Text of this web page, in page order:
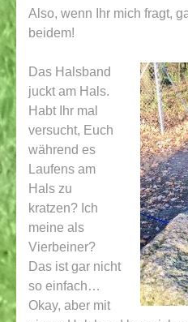
Also, wenn Ihr mich fragt,
beidem!
Das Halsband
juckt am Hals.
Habt Ihr mal
versucht, Euch
während es
Laufens am
Hals zu
kratzen? Ich
meine als
Vierbeiner?
Das ist gar nicht
so einfach…
Okay, aber mit